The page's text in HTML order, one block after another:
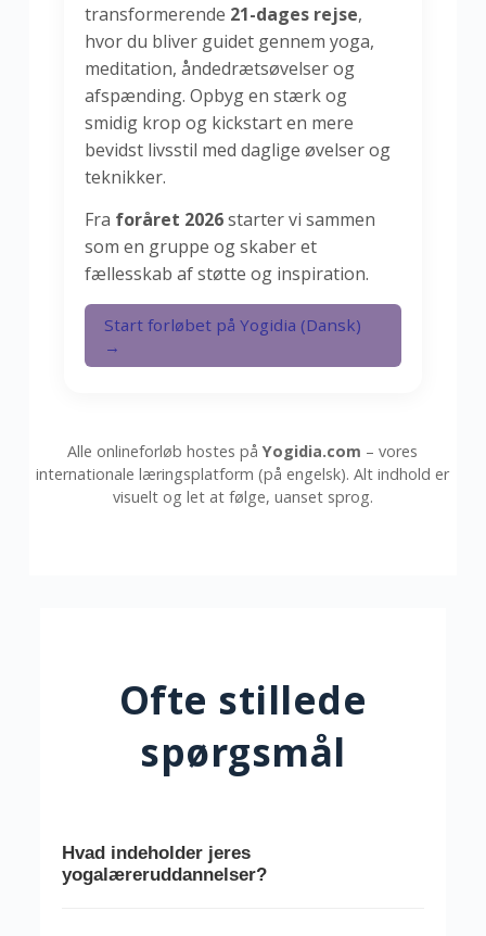
transformerende 21-dages rejse,
hvor du bliver guidet gennem yoga,
meditation, åndedrætsøvelser og
afspænding. Opbyg en stærk og
smidig krop og kickstart en mere
bevidst livsstil med daglige øvelser og
teknikker.
Fra foråret 2026starter vi sammen
som en gruppe og skaber et
fællesskab af støtte og inspiration.
Start forløbet på Yogidia (Dansk)
→
Alle onlineforløb hostes påYogidia.com – vores
internationale læringsplatform (på engelsk). Alt indhold er
visuelt og let at følge, uanset sprog.
Ofte stillede
spørgsmål
Hvad indeholder jeres
yogalæreruddannelser?